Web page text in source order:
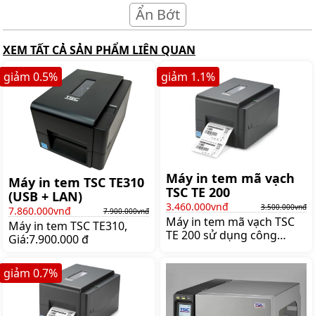
Ẩn Bớt
XEM TẤT CẢ SẢN PHẨM LIÊN QUAN
Máy in tem TSC TE310
(USB + LAN)
7.860.000vnđ 7.900.000vnđ
Máy in tem TSC TE310,
Giá:7.900.000 đ
giảm 0.5%
Máy in tem mã vạch
TSC TE 200
3.460.000vnđ 3.500.000vnđ
Máy in tem mã vạch TSC
TE 200 sử dụng công
đại, tiên tiến cho chất
lượng in tốt nhất. Ngoài
ra, máy in mã vạch mini TE
200 có thiết kế nhỏ gọn,
giảm 1.1%
giảm 0.7%